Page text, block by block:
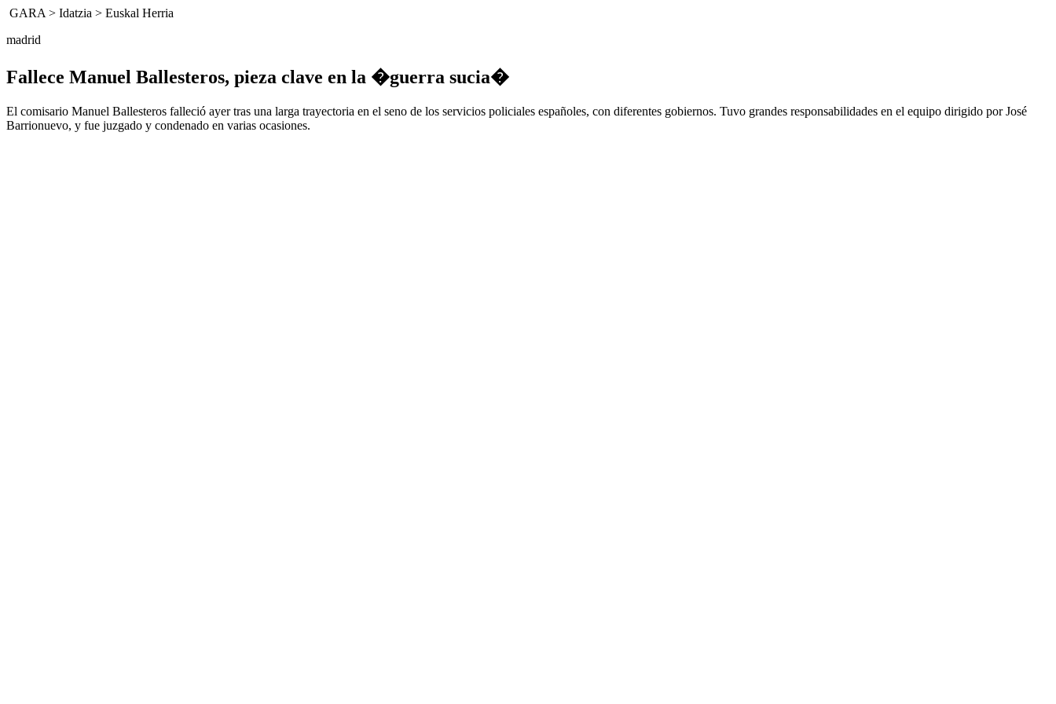
GARA > Idatzia > Euskal Herria
madrid
Fallece Manuel Ballesteros, pieza clave en la �guerra sucia�
El comisario Manuel Ballesteros falleció ayer tras una larga trayectoria en el seno de los servicios policiales españoles, con diferentes gobiernos. Tuvo grandes responsabilidades en el equipo dirigido por José
Barrionuevo, y fue juzgado y condenado en varias ocasiones.